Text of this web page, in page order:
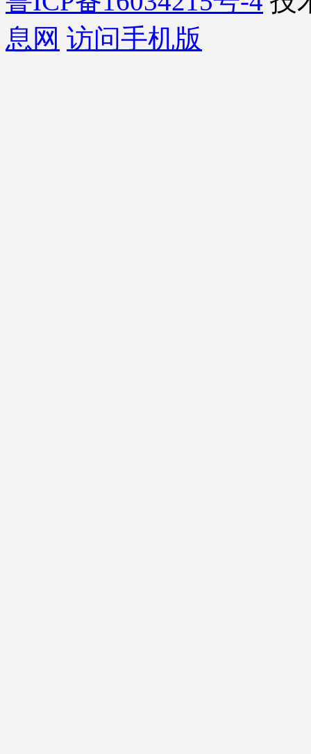
息网 访问手机版